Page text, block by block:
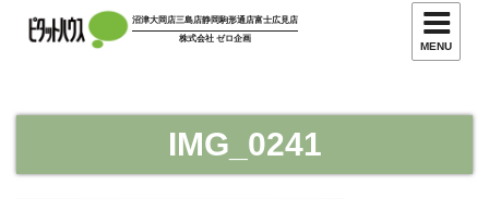
ツ
沼津大岡店三島店静岡駒形通店富士広見店
株式会社 ゼロ企画
MENU
IMG_0241